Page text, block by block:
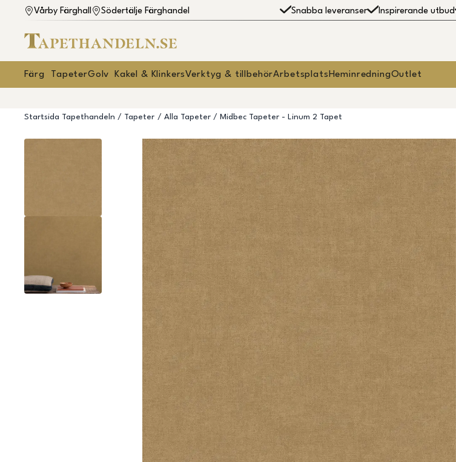
Vårby Färghall Södertälje Färghandel Snabba leveranser Inspirerande utbud
Färg TapeterGolv Kakel & KlinkersVerktyg & tillbehörArbetsplats HeminredningOutlet
Startsida Tapethandeln Tapeter Alla Tapeter Midbec Tapeter - Linum 2 Tapet